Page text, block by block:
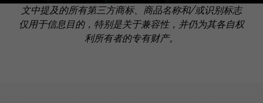
文中提及的所有第三方商标、商品名称和/或识别标志
仅用于信息目的，特别是关于兼容性，并仍为其各自权
利所有者的专有财产。